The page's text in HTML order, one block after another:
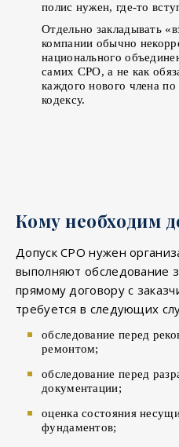
полис нужен, где-то
Отдельно закладывать
компании обычно
национального
самих СРО, а не как
каждого нового члена
кодексу.
Кому необходим
Допуск СРО нужен
выполняют обследование
прямому договору с
требуется в следующих
обследование перед
ремонтом;
обследование перед
документации;
оценка состояния
фундаментов;